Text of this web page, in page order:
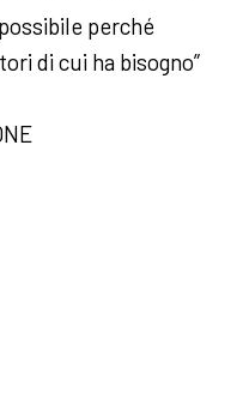
perché
di cui ha bisogno”